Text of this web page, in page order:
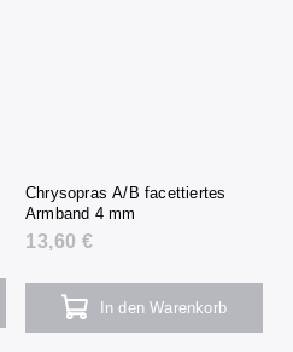
Chrysopras A/B facettiertes
Armband 4 mm
13,60 €
In den Warenkorb